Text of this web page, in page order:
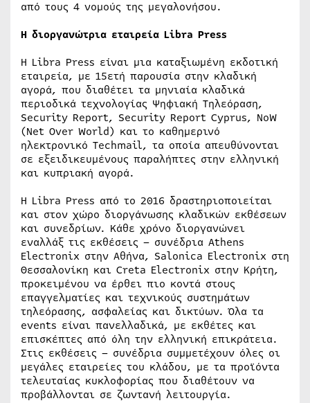
από τους 4 νομούς της μεγαλονήσου.
Η διοργανώτρια εταιρεία Libra Press
Η Libra Press είναι μια καταξιωμένη εκδοτική
εταιρεία, με 15ετή παρουσία στην κλαδική
αγορά, που διαθέτει τα μηνιαία κλαδικά
περιοδικά τεχνολογίας Ψηφιακή Τηλεόραση,
Security Report, Security Report Cyprus, NoW
(Net Over World) και το καθημερινό
ηλεκτρονικό Techmail, τα οποία απευθύνονται
σε εξειδικευμένους παραλήπτες στην ελληνική
και κυπριακή αγορά.
Η Libra Press από το 2016 δραστηριοποιείται
και στον χώρο διοργάνωσης κλαδικών εκθέσεων
και συνεδρίων. Κάθε χρόνο διοργανώνει
εναλλάξ τις εκθέσεις – συνέδρια Athens
Electronix στην Αθήνα, Salonica Electronix στη
Θεσσαλονίκη και Creta Electronix στην Κρήτη,
προκειμένου να έρθει πιο κοντά στους
επαγγελματίες και τεχνικούς συστημάτων
τηλεόρασης, ασφαλείας και δικτύων. Όλα τα
events είναι πανελλαδικά, με εκθέτες και
επισκέπτες από όλη την ελληνική επικράτεια.
Στις εκθέσεις – συνέδρια συμμετέχουν όλες οι
μεγάλες εταιρείες του κλάδου, με τα προϊόντα
τελευταίας κυκλοφορίας που διαθέτουν να
προβάλλονται σε ζωντανή λειτουργία.